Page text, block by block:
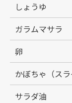
しょうゆ
ガラムマサラ
卵
かぼちゃ（スラ
サラダ油